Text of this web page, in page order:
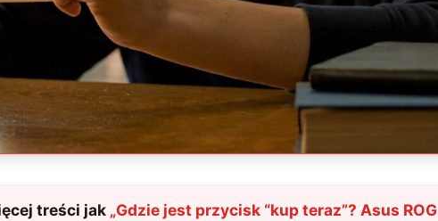
treści jak „Gdzie jest przycisk “kup teraz”? Asus ROG